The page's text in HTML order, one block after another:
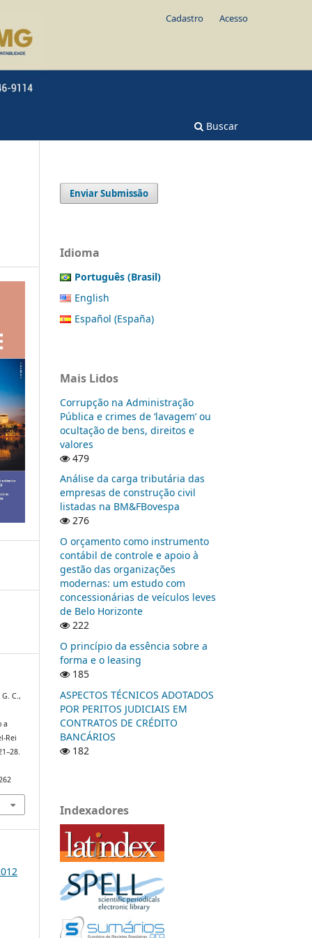
Buscar
Cadastro Acesso
C.,
a
Rei
Enviar Submissão
Idioma
Português (Brasil)
English
Español (España)
Mais Lidos
Corrupção na Administração
Pública e crimes de ‘lavagem’ ou
ocultação de bens, direitos e
valores
479
Análise da carga tributária das
empresas de construção civil
listadas na BM&FBovespa
276
O orçamento como instrumento
contábil de controle e apoio à
gestão das organizações
modernas: um estudo com
concessionárias de veículos leves
de Belo Horizonte
222
O princípio da essência sobre a
forma e o leasing
185
ASPECTOS TÉCNICOS ADOTADOS
POR PERITOS JUDICIAIS EM
CONTRATOS DE CRÉDITO
BANCÁRIOS
182
Indexadores